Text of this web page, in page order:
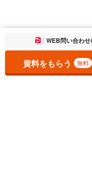
お気に入りに追加し
WEB問い合わ
資料をもらう 無料